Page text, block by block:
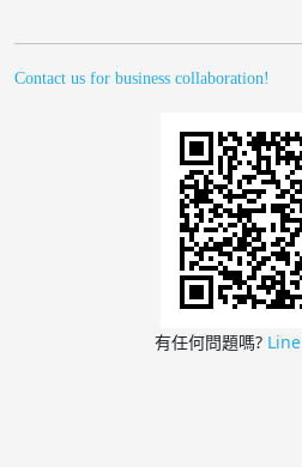
Contact us for business collaboration!
有任何問題嗎? Line